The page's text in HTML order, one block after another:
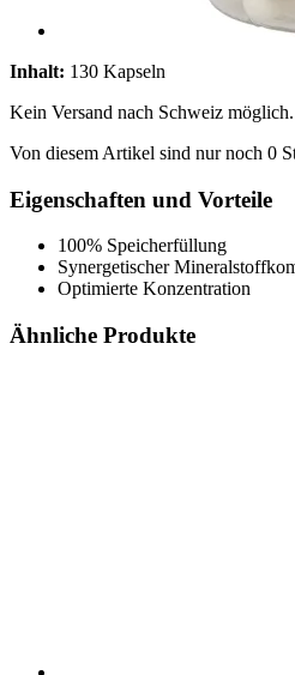
Inhalt: 130 Kapseln
Kein Versand nach Schweiz möglich.
Von diesem Artikel sind nur noch 0
Eigenschaften und Vorteile
100% Speicherfüllung
Synergetischer
Optimierte Konzentration
Ähnliche Produkte